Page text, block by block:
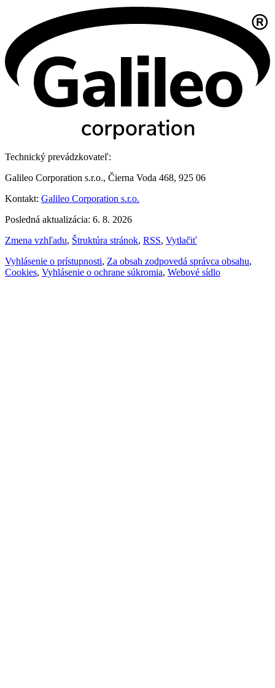
Technický prevádzkovateľ:
Galileo Corporation s.r.o., Čierna Voda 468, 925 06
Kontakt: Galileo Corporation s.r.o.
Posledná aktualizácia: 6. 8. 2026
Zmena vzhľadu, Štruktúra stránok, RSS, Vytlačiť
Vyhlásenie o prístupnosti, Za obsah zodpovedá správca obsahu,
Cookies, Vyhlásenie o ochrane súkromia, Webové sídlo